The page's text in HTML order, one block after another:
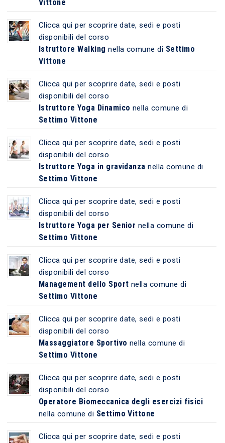
Vittone
Clicca qui per scoprire date, sedi e posti
disponibili del corso
Istruttore Walking nella comune di Settimo
Vittone
Clicca qui per scoprire date, sedi e posti
disponibili del corso
Istruttore Yoga Dinamico nella comune di
Settimo Vittone
Clicca qui per scoprire date, sedi e posti
disponibili del corso
Istruttore Yoga in gravidanza nella comune di
Settimo Vittone
Clicca qui per scoprire date, sedi e posti
disponibili del corso
Istruttore Yoga per Senior nella comune di
Settimo Vittone
Clicca qui per scoprire date, sedi e posti
disponibili del corso
Management dello Sport nella comune di
Settimo Vittone
Clicca qui per scoprire date, sedi e posti
disponibili del corso
Massaggiatore Sportivo nella comune di
Settimo Vittone
Clicca qui per scoprire date, sedi e posti
disponibili del corso
Operatore Biomeccanica degli esercizi fisici
nella comune di Settimo Vittone
Clicca qui per scoprire date, sedi e posti